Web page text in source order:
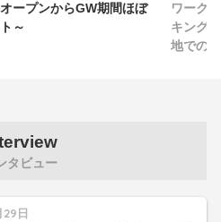
ープンからGW期間ほぼ
～
ワーク
キング
地での
タビュー
日